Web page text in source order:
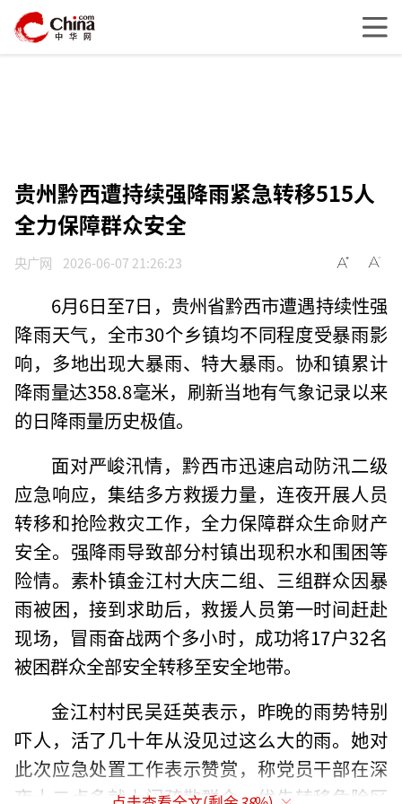
贵州黔西遭持续强降雨紧急转移515人
全力保障群众安全
央广网 2026-06-07 21:26:23
6月6日至7日，贵州省黔西市遭遇持续性强
降雨天气，全市30个乡镇均不同程度受暴雨影
响，多地出现大暴雨、特大暴雨。协和镇累计
降雨量达358.8毫米，刷新当地有气象记录以来
的日降雨量历史极值。
面对严峻汛情，黔西市迅速启动防汛二级
应急响应，集结多方救援力量，连夜开展人员
转移和抢险救灾工作，全力保障群众生命财产
安全。强降雨导致部分村镇出现积水和围困等
险情。素朴镇金江村大庆二组、三组群众因暴
雨被困，接到求助后，救援人员第一时间赶赴
现场，冒雨奋战两个多小时，成功将17户32名
被困群众全部安全转移至安全地带。
金江村村民吴廷英表示，昨晚的雨势特别
吓人，活了几十年从没见过这么大的雨。她对
此次应急处置工作表示赞赏，称党员干部在深
夜十二点多就上门疏散群众，优先转移危险区